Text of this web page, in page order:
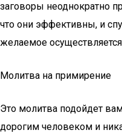
заговоры неоднократно
что они эффективны, и
желаемое
Молитва на примирение
Это молитва подойдет
дорогим человеком и